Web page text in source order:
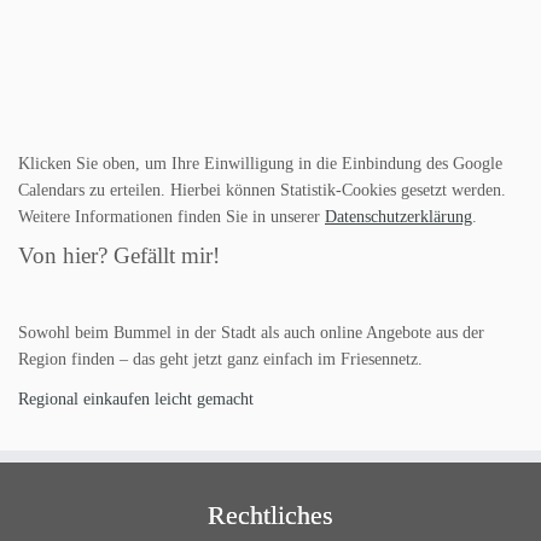
Klicken Sie oben, um Ihre Einwilligung in die Einbindung des Google
Calendars zu erteilen. Hierbei können Statistik-Cookies gesetzt werden.
Weitere Informationen finden Sie in unserer Datenschutzerklärung.
Von hier? Gefällt mir!
Sowohl beim Bummel in der Stadt als auch online Angebote aus der
Region finden – das geht jetzt ganz einfach im Friesennetz.
Regional einkaufen leicht gemacht
Rechtliches